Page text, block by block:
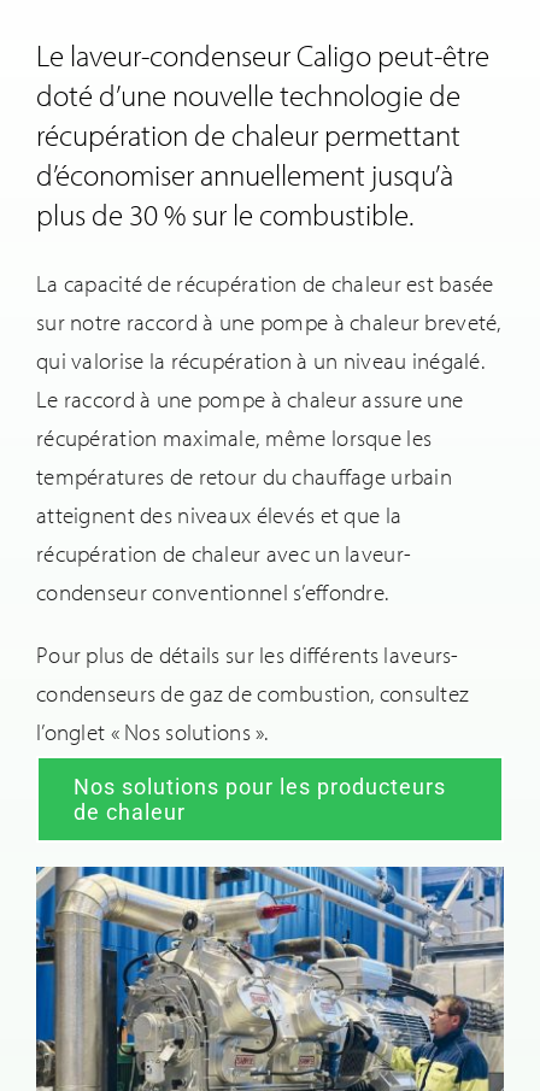
Le laveur-condenseur Caligo peut-être
doté d’une nouvelle technologie de
récupération de chaleur permettant
d’économiser annuellement jusqu’à
plus de 30 % sur le combustible.
La capacité de récupération de chaleur est basée
sur notre raccord à une pompe à chaleur breveté,
qui valorise la récupération à un niveau inégalé.
Le raccord à une pompe à chaleur assure une
récupération maximale, même lorsque les
températures de retour du chauffage urbain
atteignent des niveaux élevés et que la
récupération de chaleur avec un laveur-
condenseur conventionnel s’effondre.
Pour plus de détails sur les différents laveurs-
condenseurs de gaz de combustion, consultez
l’onglet « Nos solutions ».
Nos solutions pour les producteurs
de chaleur